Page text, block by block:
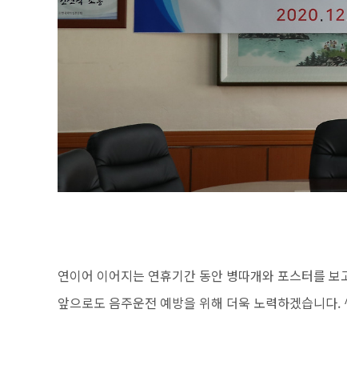
연이어 이어지는 연휴기간 동안 병따개와 포스터를
앞으로도 음주운전 예방을 위해 더욱 노력하겠습니다.